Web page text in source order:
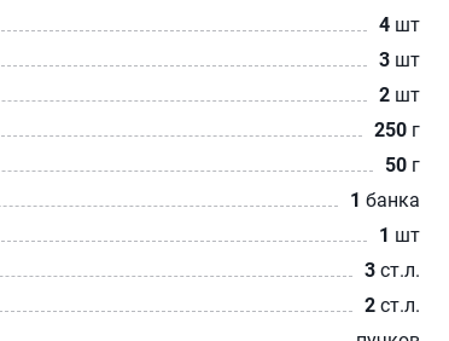
4 шт
3 шт
2 шт
250 г
50 г
1 банка
1 шт
3ст.л.
2ст.л.